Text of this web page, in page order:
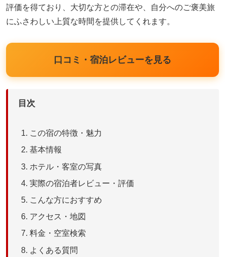
評価を得ており、大切な方との滞在や、自分へのご褒美旅
にふさわしい上質な時間を提供してくれます。
口コミ・宿泊レビューを見る
目次
この宿の特徴・魅力
基本情報
ホテル・客室の写真
実際の宿泊者レビュー・評価
こんな方におすすめ
アクセス・地図
料金・空室検索
よくある質問